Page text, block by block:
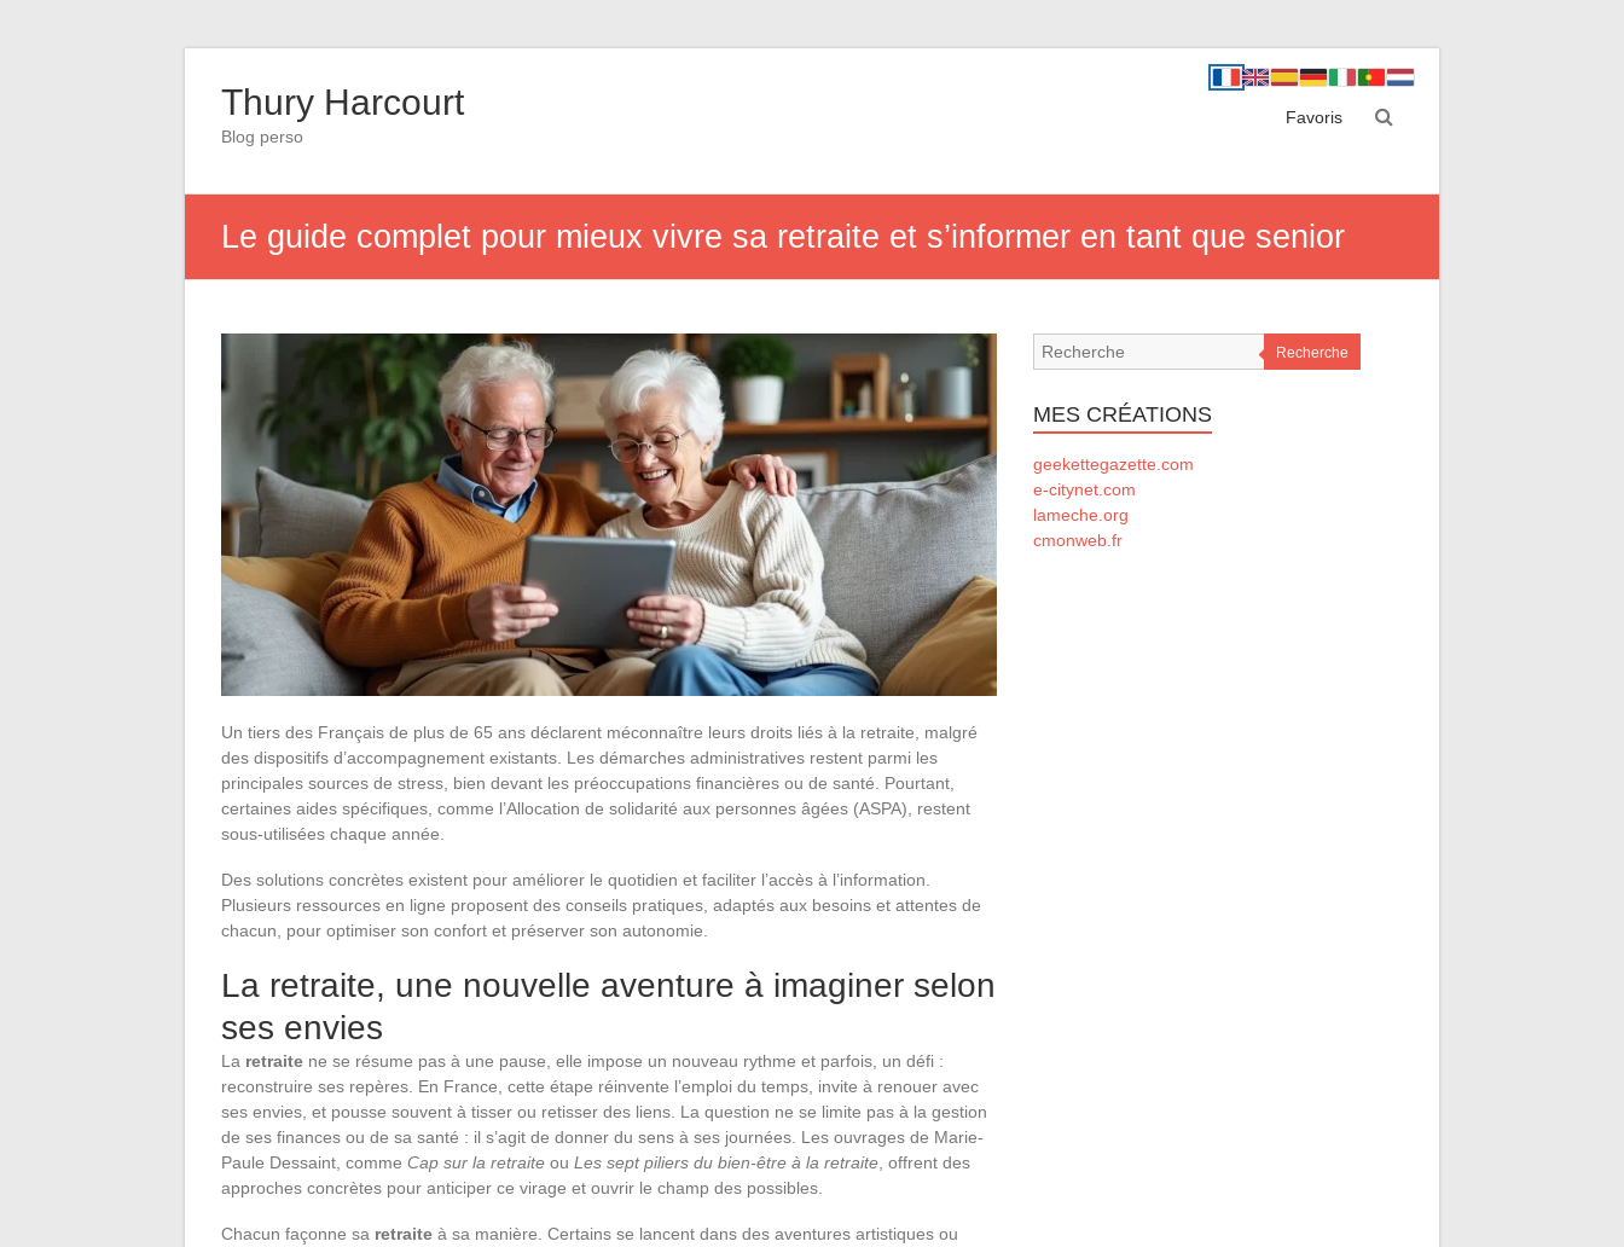
Thury Harcourt
Blog perso
Favoris
Le guide complet pour mieux vivre sa retraite et s’informer en tant que senior
Un tiers des Français de plus de 65 ans déclarent méconnaître leurs droits liés à la retraite, malgré
des dispositifs d’accompagnement existants. Les démarches administratives restent parmi les
principales sources de stress, bien devant les préoccupations financières ou de santé. Pourtant,
certaines aides spécifiques, comme l’Allocation de solidarité aux personnes âgées (ASPA), restent
sous-utilisées chaque année.
Des solutions concrètes existent pour améliorer le quotidien et faciliter l’accès à l’information.
Plusieurs ressources en ligne proposent des conseils pratiques, adaptés aux besoins et attentes de
chacun, pour optimiser son confort et préserver son autonomie.
La retraite, une nouvelle aventure à imaginer selon
ses envies
La retraite ne se résume pas à une pause, elle impose un nouveau rythme et parfois, un défi :
reconstruire ses repères. En France, cette étape réinvente l’emploi du temps, invite à renouer avec
ses envies, et pousse souvent à tisser ou retisser des liens. La question ne se limite pas à la gestion
de ses finances ou de sa santé : il s’agit de donner du sens à ses journées. Les ouvrages de Marie-
Paule Dessaint, comme Cap sur la retraite ou Les sept piliers du bien-être à la retraite , offrent des
approches concrètes pour anticiper ce virage et ouvrir le champ des possibles.
Chacun façonne sa retraite à sa manière. Certains se lancent dans des aventures artistiques ou
Recherche
MES CRÉATIONS
geekettegazette.com
e-citynet.com
lameche.org
cmonweb.fr